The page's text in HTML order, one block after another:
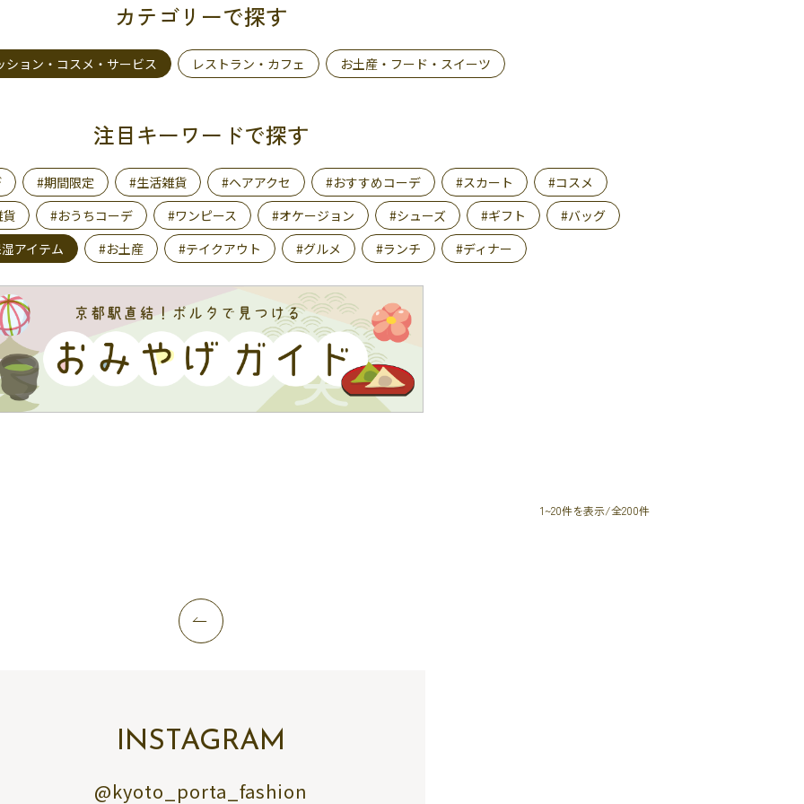
カテゴリーで探す
ション・コスメ・サービス レストラン・カフェ お土産・フード・スイーツ
注目キーワードで探す
#期間限定 #生活雑貨 #ヘアアクセ #おすすめコーデ #スカート
#コスメ
#おうちコーデ #ワンピース #オケージョン #シューズ #ギフト
#バッグ
アイテム #お土産 #テイクアウト #グルメ #ランチ #ディナー
1~20件を表示/全200件
INSTAGRAM
@kyoto_porta_fashion